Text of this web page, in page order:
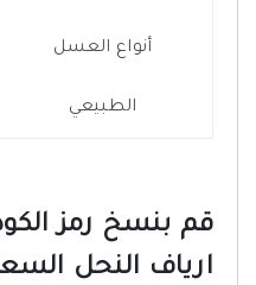
أنواع العسل
الطبيعي
ارياف النحل